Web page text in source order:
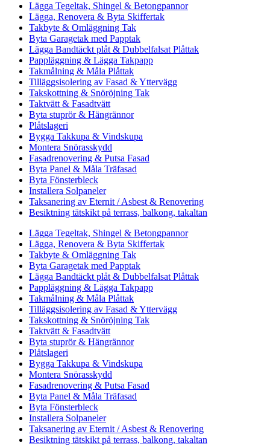
Lägga Tegeltak, Shingel & Betongpannor
Lägga, Renovera & Byta Skiffertak
Takbyte & Omläggning Tak
Byta Garagetak med Papptak
Lägga Bandtäckt plåt & Dubbelfalsat Plåttak
Pappläggning & Lägga Takpapp
Takmålning & Måla Plåttak
Tilläggsisolering av Fasad & Yttervägg
Takskottning & Snöröjning Tak
Taktvätt & Fasadtvätt
Byta stuprör & Hängrännor
Plåtslageri
Bygga Takkupa & Vindskupa
Montera Snörasskydd
Fasadrenovering & Putsa Fasad
Byta Panel & Måla Träfasad
Byta Fönsterbleck
Installera Solpaneler
Taksanering av Eternit / Asbest & Renovering
Besiktning tätskikt på terrass, balkong, takaltan
Lägga Tegeltak, Shingel & Betongpannor
Lägga, Renovera & Byta Skiffertak
Takbyte & Omläggning Tak
Byta Garagetak med Papptak
Lägga Bandtäckt plåt & Dubbelfalsat Plåttak
Pappläggning & Lägga Takpapp
Takmålning & Måla Plåttak
Tilläggsisolering av Fasad & Yttervägg
Takskottning & Snöröjning Tak
Taktvätt & Fasadtvätt
Byta stuprör & Hängrännor
Plåtslageri
Bygga Takkupa & Vindskupa
Montera Snörasskydd
Fasadrenovering & Putsa Fasad
Byta Panel & Måla Träfasad
Byta Fönsterbleck
Installera Solpaneler
Taksanering av Eternit / Asbest & Renovering
Besiktning tätskikt på terrass, balkong, takaltan